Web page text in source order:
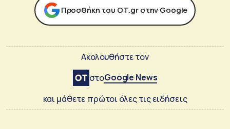
Προσθήκη του ΟΤ.gr στην Google
Ακολουθήστε τον
στοGoogle News
και μάθετε πρώτοι όλες τις ειδήσεις